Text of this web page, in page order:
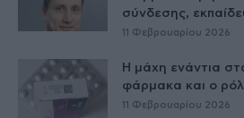
σύνδεσης,
11 Φεβρουαρίου 2026
Η μάχη ενάντια
φάρμακα και ο
11 Φεβρουαρίου 2026